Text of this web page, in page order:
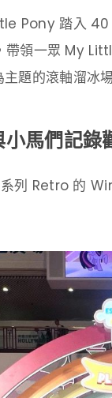
Pony 踏入
領一眾 My
題的滾軸溜冰
馬們記錄
列 Retro 的